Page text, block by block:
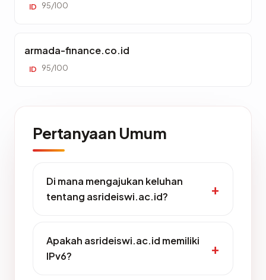
ID 95/100
armada-finance.co.id
ID 95/100
Pertanyaan Umum
Di mana mengajukan keluhan
tentang asrideiswi.ac.id?
Apakah asrideiswi.ac.id memiliki
IPv6?